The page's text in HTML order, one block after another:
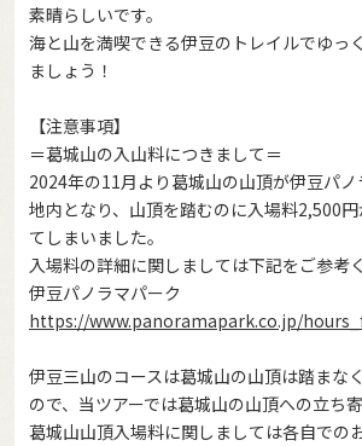
素晴らしいです。
海と山を満喫できる伊豆のトレイルでゆっ
ましょう！
【注意事項】
＝葛城山の入山料につきまして＝
2024年の11月より葛城山の山頂が伊豆パ
地内となり、山頂を踏むのに入場料2,500
てしまいました。
入場料の詳細に関しましては下記をご参考
伊豆パノラマパーク
https://www.panoramapark.co.jp/
伊豆三山のコースは葛城山の山頂は踏まな
ので、当ツアーでは葛城山の山頂への立ち
葛城山山頂入場料に関しましては各自での